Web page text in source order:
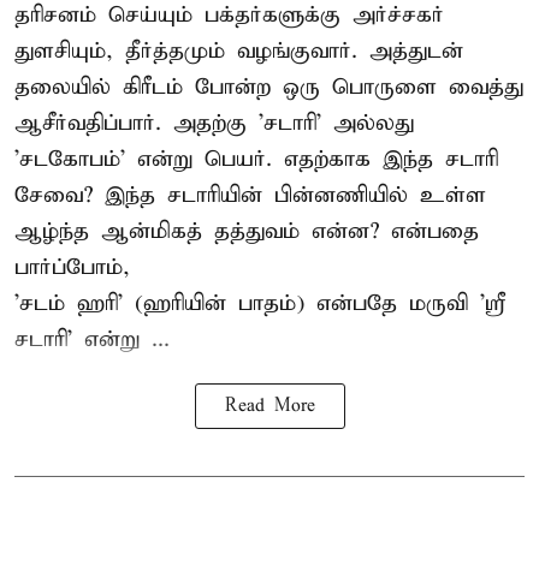
தரிசனம் செய்யும் பக்தர்களுக்கு அர்ச்சகர்
துளசியும், தீர்த்தமும் வழங்குவார். அத்துடன்
தலையில் கிரீடம் போன்ற ஒரு பொருளை வைத்து
ஆசீர்வதிப்பார். அதற்கு 'சடாரி' அல்லது
'சடகோபம்' என்று பெயர். எதற்காக இந்த சடாரி
சேவை? இந்த சடாரியின் பின்னணியில் உள்ள
ஆழ்ந்த ஆன்மிகத் தத்துவம் என்ன? என்பதை
பார்ப்போம்,
'சடம் ஹரி' (ஹரியின் பாதம்) என்பதே மருவி 'ஸ்ரீ
சடாரி' என்று ...
Read More